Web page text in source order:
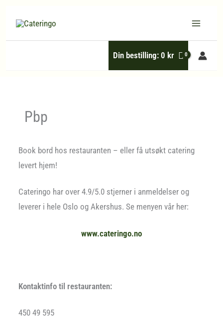
Din bestilling:0 kr
Pbp
Book bord hos restauranten – eller få utsøkt catering
levert hjem!
Cateringo har over 4.9/5.0 stjerner i anmeldelser og
leverer i hele Oslo og Akershus. Se menyen vår her:
www.cateringo.no
Kontaktinfo til restauranten:
450 49 595